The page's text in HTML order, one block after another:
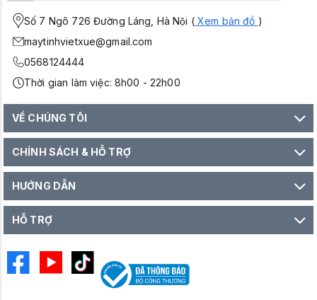
Số 7 Ngõ 726 Đường Láng, Hà Nội (Xem bản đồ )
maytinhvietxue@gmail.com
0568124444
Thời gian làm việc: 8h00 - 22h00
VỀ CHÚNG TÔI
CHÍNH SÁCH & HỖ TRỢ
HƯỚNG DẪN
HỖ TRỢ